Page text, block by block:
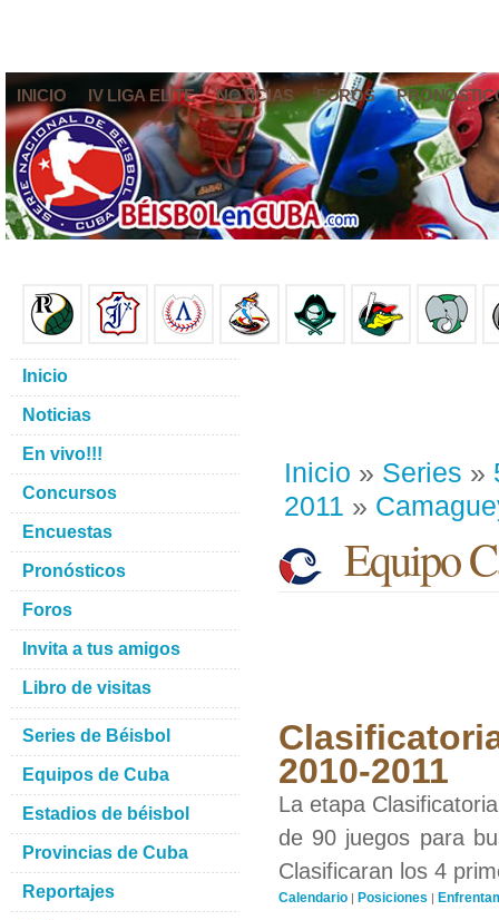
INICIO IV LIGA ELITE NOTICIAS FOROS
Inicio » Series »
2011 »
Equipo
2010-2011
La etapa
de 90 juegos para
Clasificaran los 4
Calendario | Posiciones |
Inicio
Noticias
En vivo!!!
Concursos
Encuestas
Pronósticos
Foros
Invita a tus amigos
Libro de visitas
Series de Béisbol
Equipos de Cuba
Estadios de béisbol
Provincias de Cuba
Reportajes